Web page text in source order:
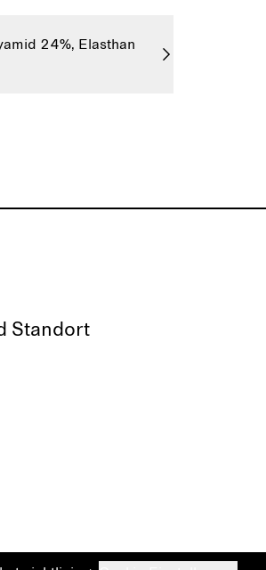
24%, Elasthan
Standort